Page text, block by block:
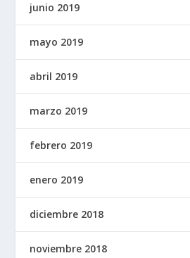
junio 2019
mayo 2019
abril 2019
marzo 2019
febrero 2019
enero 2019
diciembre 2018
noviembre 2018